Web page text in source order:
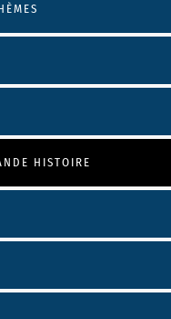
HISTOIRE